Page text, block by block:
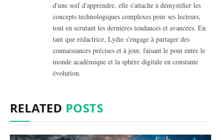
d'une soif d'apprendre, elle s'attache à démystifier les
concepts technologiques complexes pour ses lecteurs,
tout en scrutant les dernières tendances et avancées. En
tant que rédactrice, Lydie s'engage à partager des
connaissances précises et à jour, faisant le pont entre le
monde académique et la sphère digitale en constante
évolution.
RELATED POSTS